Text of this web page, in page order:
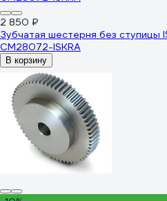
2 850 ₽
Зубчатая шестерня без ступицы
CM28072-ISKRA
В корзину